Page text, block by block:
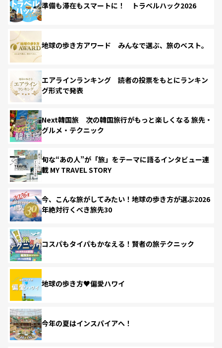
準備も滞在もスマートに！ トラベルハック2026
地球の歩き方アワード みんなで選ぶ、旅のベスト。
エアラインランキング 読者の投票をもとにランキン
グ形式で発表
Next韓国旅 次の韓国旅行がもっと楽しくなる 旅先・
グルメ・テクニック
旬な“あの人”が「旅」をテーマに語るインタビュー連
載 MY TRAVEL STORY
今、こんな旅がしてみたい！地球の歩き方が選ぶ2026
年絶対行くべき旅先30
コスパもタイパもかなえる！賢者の旅テクニック
地球の歩き方♥偏愛ハワイ
今年の夏はインスパイアへ！